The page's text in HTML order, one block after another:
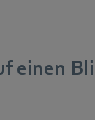
einen